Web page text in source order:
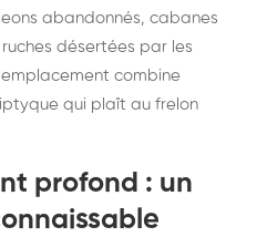
abandonnés, cabanes
désertées par les
combine
qui plaît au frelon
profond : un